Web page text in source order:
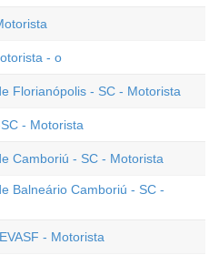
- o
Florianópolis - SC - Motorista
- Motorista
Camboriú - SC - Motorista
Balneário Camboriú - SC -
- Motorista